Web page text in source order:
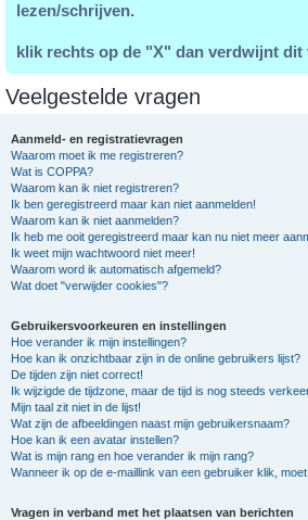
lezen/schrijven.
klik rechts op de "X" dan verdwijnt dit
Veelgestelde vragen
Aanmeld- en registratievragen
Waarom moet ik me registreren?
Wat is COPPA?
Waarom kan ik niet registreren?
Ik ben geregistreerd maar kan niet aanmelden!
Waarom kan ik niet aanmelden?
Ik heb me ooit geregistreerd maar kan nu niet meer
Ik weet mijn wachtwoord niet meer!
Waarom word ik automatisch afgemeld?
Wat doet "verwijder cookies"?
Gebruikersvoorkeuren en instellingen
Hoe verander ik mijn instellingen?
Hoe kan ik onzichtbaar zijn in de online gebruikers lijst?
De tijden zijn niet correct!
Ik wijzigde de tijdzone, maar de tijd is nog steeds
Mijn taal zit niet in de lijst!
Wat zijn de afbeeldingen naast mijn gebruikersnaam?
Hoe kan ik een avatar instellen?
Wat is mijn rang en hoe verander ik mijn rang?
Wanneer ik op de e-maillink van een gebruiker klik,
Vragen in verband met het plaatsen van berichten